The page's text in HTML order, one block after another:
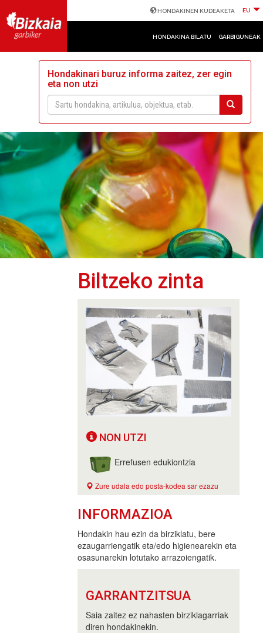
HONDAKINEN KUDEAKETA EU
HONDAKINA BILATU GARBIGUNEAK
Hondakinari buruz informa zaitez, zer egin
eta non utzi
Biltzeko zinta
NON UTZI
Errefusen edukiontzia
Zure udala edo posta-kodea sar ezazu
INFORMAZIOA
Hondakin hau ezin da birziklatu, bere
ezaugarriengatik eta/edo higienearekin eta
osasunarekin lotutako arrazoiengatik.
GARRANTZITSUA
Saia zaitez ez nahasten birziklagarriak
diren hondakinekin.